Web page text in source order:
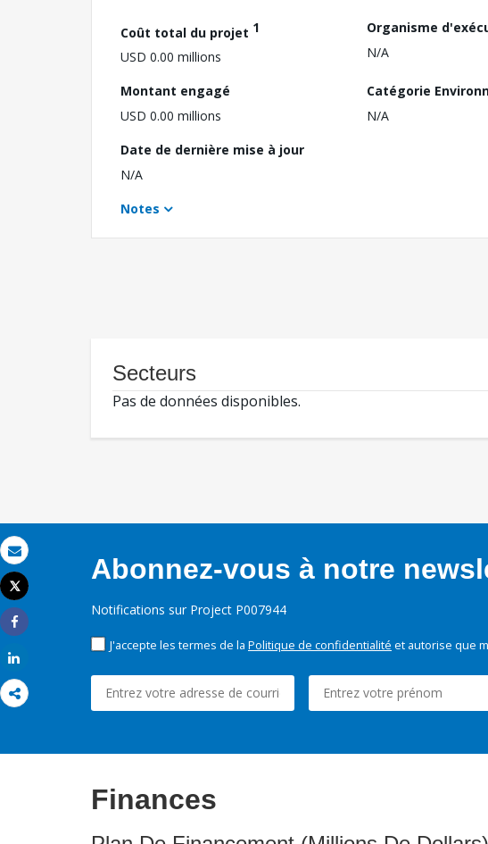
Email
Imprimer
Tweet
Share
Coût total du projet 1
USD 0.00 millions
Organisme
N/A
Montant engagé
USD 0.00 millions
Catégorie
N/A
Date de dernière mise à jour
N/A
Notes
Secteurs
Pas de données disponibles.
Abonnez-vous à notre
Notifications sur Project P007944
J'accepte les termes de la Politique de confidentialité et autorise que
Finances